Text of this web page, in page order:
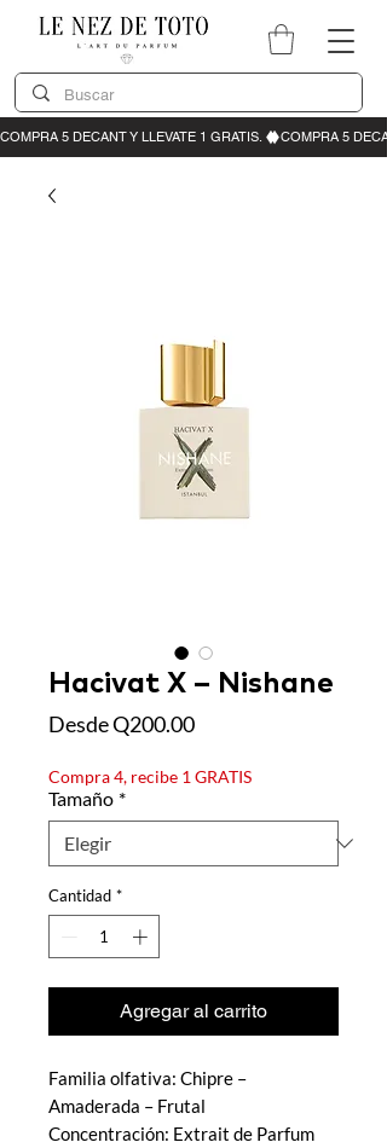
Hacivat X – Nishane
DesdeQ200.00Precio de oferta
Compra 4, recibe 1 GRATIS
Tamaño *
Cantidad *
Agregar al carrito
Familia olfativa: Chipre –
Amaderada – Frutal
Concentración: Extrait de Parfum